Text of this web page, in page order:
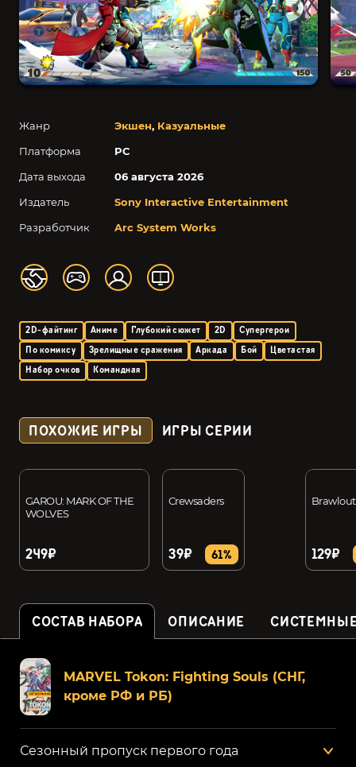
Жанр Экшен, Казуальные
Платформа
PC
Дата выхода
06 августа 2026
Издатель
Sony Interactive Entertainment
Разработчик
Arc System Works
2D-файтинг Аниме Глубокий сюжет 2D
Супергерои
По комиксу
Зрелищные сражения Аркада Бой
Цветастая
Набор очков
Командная
ПОХОЖИЕ ИГРЫ ИГРЫ СЕРИИ
GAROU: MARK OF THE
WOLVES
249₽
Crewsaders
39₽ 61%
Brawlout
129₽
СОСТАВ НАБОРА ОПИСАНИЕ
MARVEL Tokon: Fighting Souls (СНГ,
кроме РФ и РБ)
Сезонный пропуск первого года